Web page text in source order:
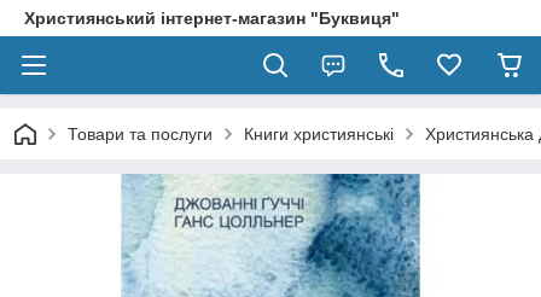
Християнський інтернет-магазин "Буквиця"
Товари та послуги Книги християнські Християнська